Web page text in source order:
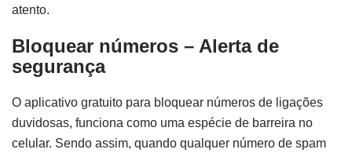
atento.
Bloquear números – Alerta de
segurança
O aplicativo gratuito para bloquear números de ligações
duvidosas, funciona como uma espécie de barreira no
celular. Sendo assim, quando qualquer número de spam